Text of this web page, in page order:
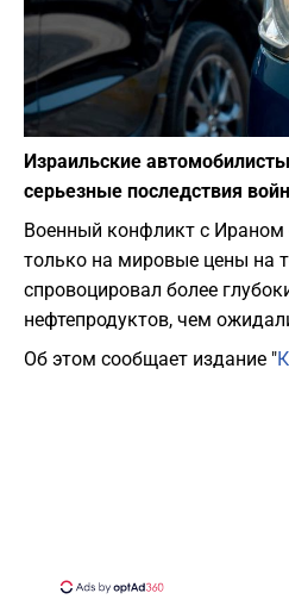
Израильские
серьезные последствия
Военный конфликт с Ираном
только на мировые цены на
спровоцировал более
нефтепродуктов, чем
Об этом сообщает издание "